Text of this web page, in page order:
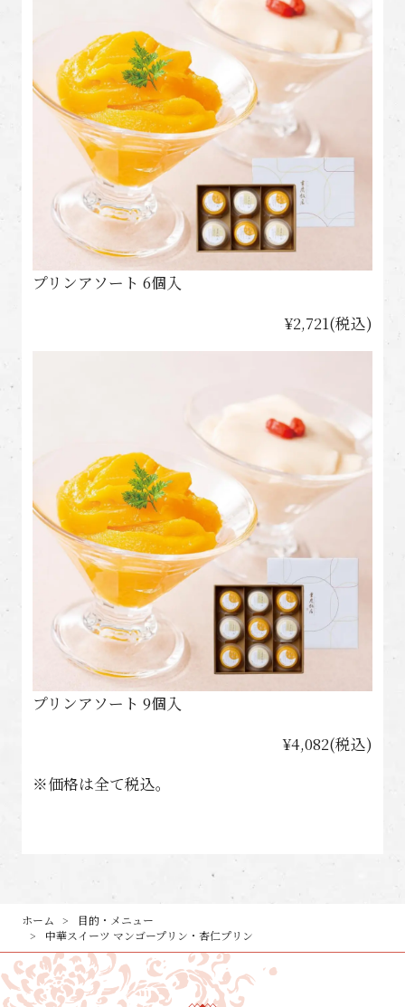
プリンアソート 6個入
¥2,721(税込)
プリンアソート 9個入
¥4,082(税込)
※価格は全て税込。
ホーム
目的・メニュー
中華スイーツ マンゴープリン・杏仁プリン